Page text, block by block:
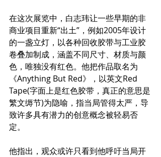
在这次展览中，白志玮让一些早期的非
商业项目重新“出土”，例如2005年设计
的一盏立灯，以各种回收胶带与工业胶
卷叠加制成，涵盖不同尺寸、材质与颜
色，唯独没有红色。他把作品取名为
《Anything But Red》，以英文Red
Tape(字面上是红色胶带，真正的意思是
繁文缛节)为隐喻，指当局管得太严，导
致许多具有潜力的创意概念被轻易否
定。
他指出，观众或许只看到他呼吁当局开